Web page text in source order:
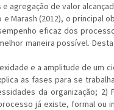
agregação de valor
(2012), o principal
eficaz dos
maneira possível.
e a amplitude de um
as fases para se
da organização;
já existe, formal ou